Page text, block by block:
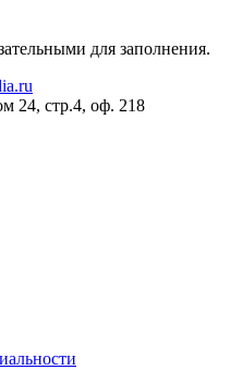
для заполнения.
24, стр.4, оф. 218